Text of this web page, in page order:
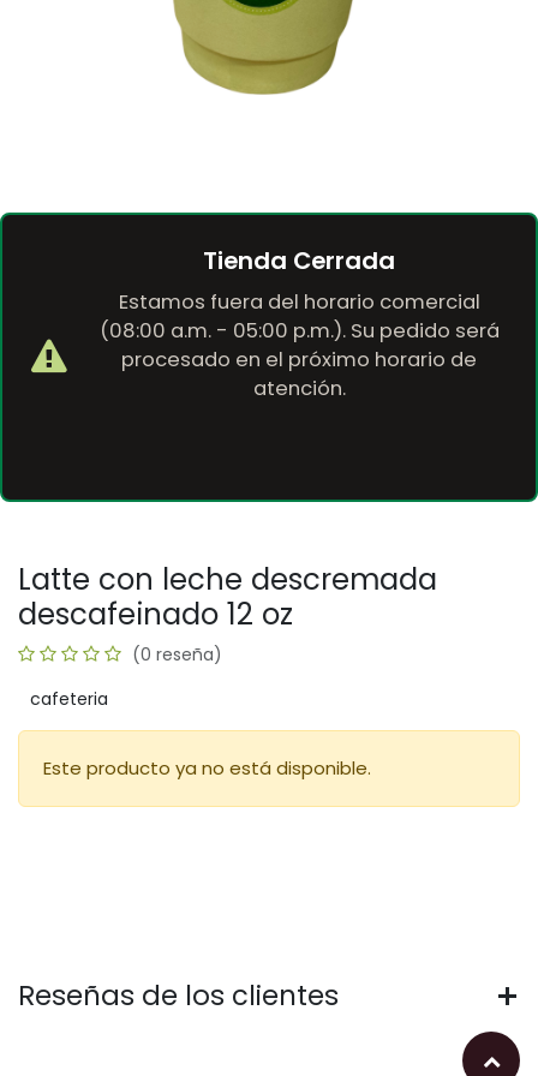
Tienda Cerrada
Estamos fuera del horario comercial
(08:00 a.m. - 05:00 p.m.). Su pedido será
procesado en el próximo horario de
atención.
Latte con leche descremada
descafeinado 12 oz
(0 reseña)
cafeteria
Este producto ya no está disponible.
Reseñas de los clientes